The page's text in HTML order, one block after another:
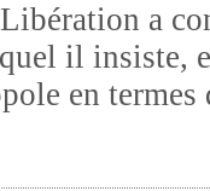
a
il insiste,
en